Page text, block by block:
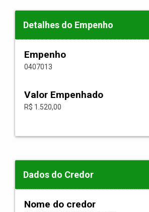
Detalhes do Empenho
Empenho
0407013
Valor Empenhado
R$ 1.520,00
Dados do Credor
Nome do credor